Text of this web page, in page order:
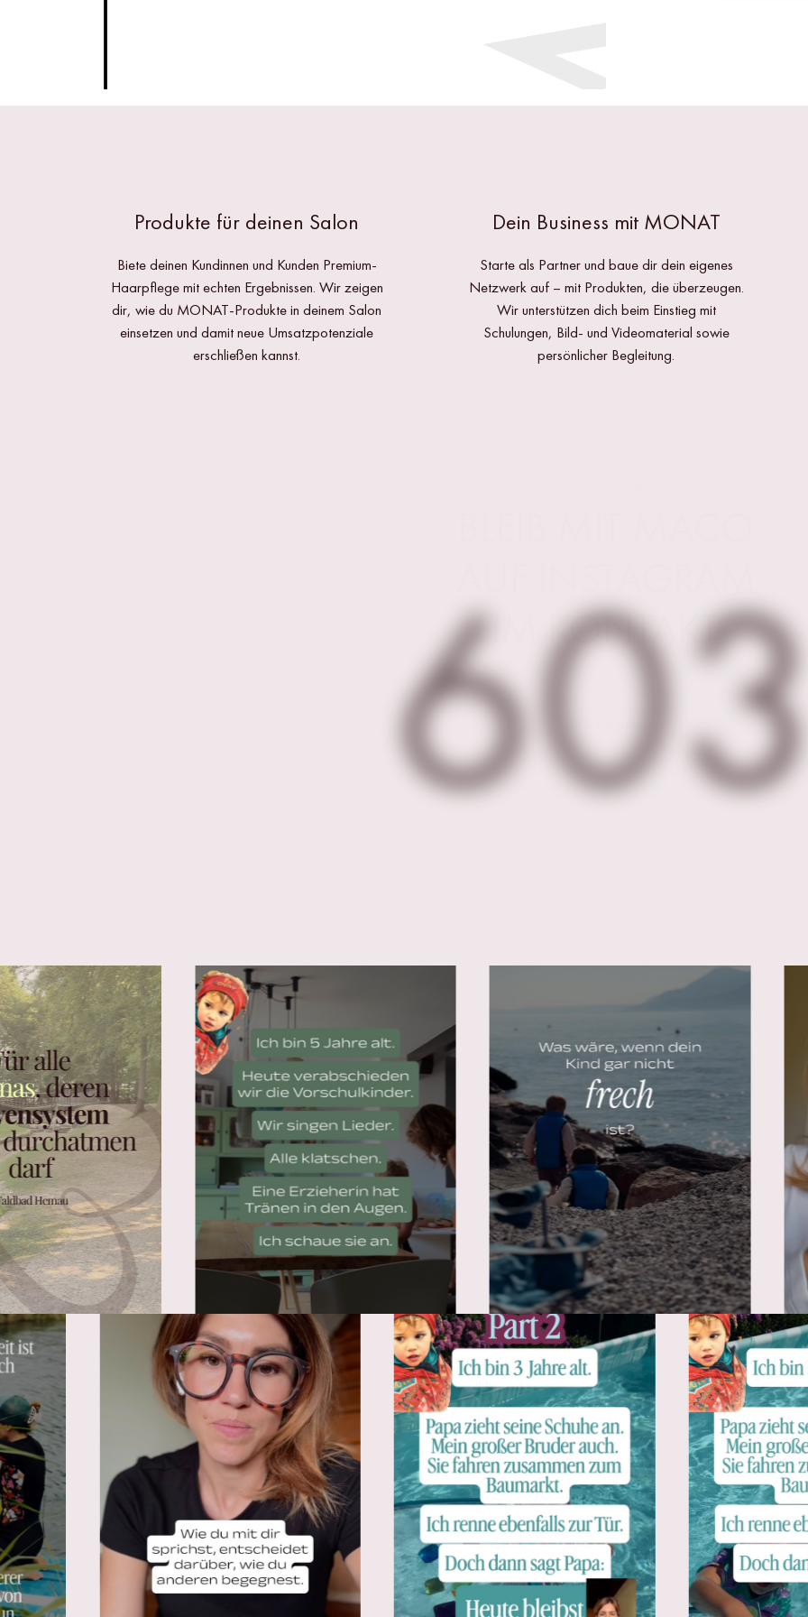
Produkte für deinen Salon
Biete deinen Kundinnen und Kunden Premium-
Haarpflege mit echten Ergebnissen. Wir zeigen
dir, wie du MONAT-Produkte in deinem Salon
einsetzen und damit neue Umsatzpotenziale
erschließen kannst.
Dein Business mit MONAT
Starte als Partner und baue dir dein eigenes
Netzwerk auf – mit Produkten, die überzeugen.
Wir unterstützen dich beim Einstieg mit
Schulungen, Bild- und Videomaterial sowie
persönlicher Begleitung.
BLEIB MIT MACO
AUF INSTAGRAM
IM KONTAKT